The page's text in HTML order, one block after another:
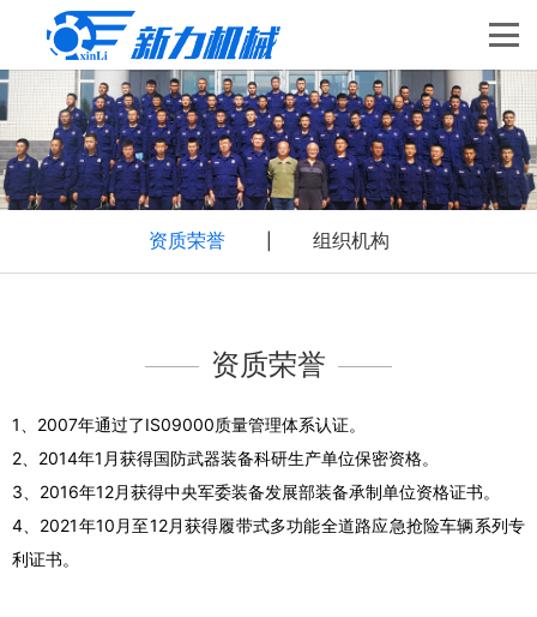
资质荣誉 组织机构
资质荣誉
1、2007年通过了IS09000质量管理体系认证。
2、2014年1月获得国防武器装备科研生产单位保密资格。
3、2016年12月获得中央军委装备发展部装备承制单位资格证书。
4、2021年10月至12月获得履带式多功能全道路应急抢险车辆系列专
利证书。